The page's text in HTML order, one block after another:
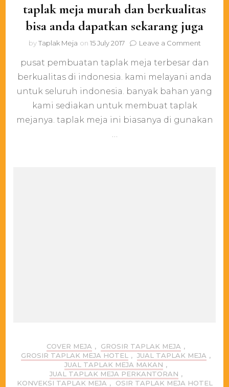
taplak meja murah dan berkualitas
bisa anda dapatkan sekarang juga
byTaplak Meja on 15 July 2017 Leave a Commenton
meja
murah
pusat pembuatan taplak meja terbesar dan
berkualitas di indonesia. kami melayani anda
untuk seluruh indonesia. banyak bahan yang
kami sediakan untuk membuat taplak
mejanya. taplak meja ini biasanya di gunakan
…
COVER MEJA , GROSIR TAPLAK MEJA ,
GROSIR TAPLAK MEJA HOTEL
, JUAL TAPLAK MEJA ,
JUAL TAPLAK MEJA MAKAN ,
JUAL TAPLAK MEJA PERKANTORAN ,
KONVEKSI TAPLAK MEJA , OSIR TAPLAK MEJA HOTEL